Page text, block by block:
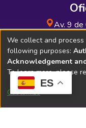
ES
Av. 9 de
Soporte
We collect and
following purposes:
Acknowledgement
To learn more, please
Customize